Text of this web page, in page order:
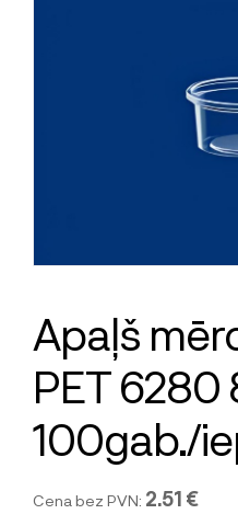
Apaļš
PET 6280
100gab./
Cena bez PVN: 2.51 €